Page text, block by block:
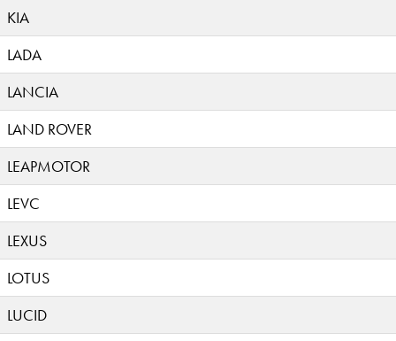
KIA
LADA
LANCIA
LAND ROVER
LEAPMOTOR
LEVC
LEXUS
LOTUS
LUCID